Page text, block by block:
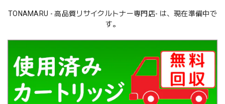
TONAMARU - 高品質リサイクルトナー専門店- は、現在準備中で
す。